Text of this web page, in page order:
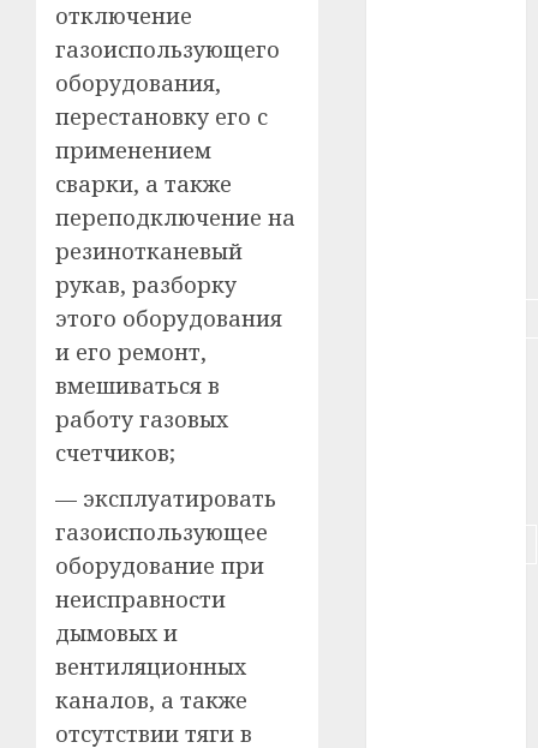
отключение
газоиспользующего
оборудования,
перестановку его с
применением
сварки, а также
переподключение на
резинотканевый
рукав, разборку
этого оборудования
и его ремонт,
вмешиваться в
работу газовых
счетчиков;
— эксплуатировать
газоиспользующее
оборудование при
неисправности
дымовых и
вентиляционных
каналов, а также
отсутствии тяги в